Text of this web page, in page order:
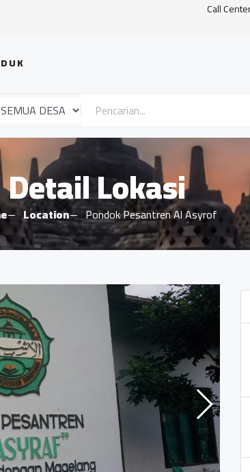
Call
Detail Lokasi
Location Pondok Pesantren Al Asyrof